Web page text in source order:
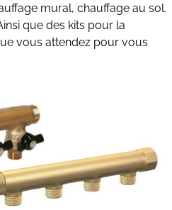
mural, chauffage au sol.
que des kits pour la
vous attendez pour vous